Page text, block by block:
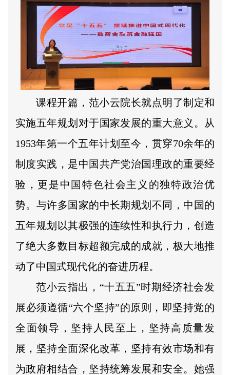
课程开篇，范小云院长就点明了制定和
实施五年规划对于国家发展的重大意义。从
1953年第一个五年计划至今，贯穿70余年的
制度实践，是中国共产党治国理政的重要经
验，更是中国特色社会主义的独特政治优
势。与许多国家的中长期规划不同，中国的
五年规划以其极强的连续性和执行力，创造
了绝大多数目标超额完成的成就，极大地推
动了中国式现代化的奋进历程。
范小云指出，“十五五”时期经济社会发
展必须遵循“六个坚持”的原则，即坚持党的
全面领导，坚持人民至上，坚持高质量发
展，坚持全面深化改革，坚持有效市场和有
为政府相结合，坚持统筹发展和安全。她强